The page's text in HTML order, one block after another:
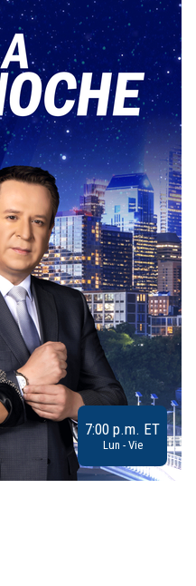
7:00 p.m. ET
Lun - Vie